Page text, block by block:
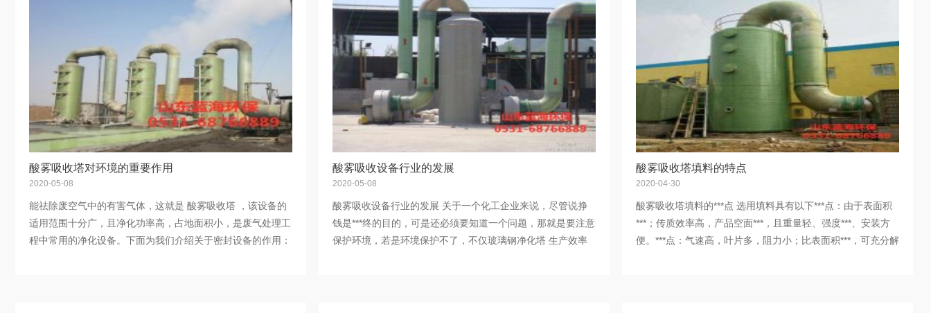
酸雾吸收塔对环境的重要作用
2020-05-08
能祛除废空气中的有害气体，这就是 酸雾吸收塔 ，该设备的
适用范围十分广，且净化功率高，占地面积小，是废气处理工
程中常用的净化设备。下面为我们介绍关于密封设备的作用：
酸雾吸收设备行业的发展
2020-05-08
酸雾吸收设备行业的发展 关于一个化工企业来说，尽管说挣
钱是***终的目的，可是还必须要知道一个问题，那就是要注意
保护环境，若是环境保护不了，不仅玻璃钢净化塔 生产效率
酸雾吸收塔填料的特点
2020-04-30
酸雾吸收塔填料的***点 选用填料具有以下***点：由于表面积
***；传质效率高，产品空面***，且重量轻、强度***、安装方
便。***点：气速高，叶片多，阻力小；比表面积***，可充分解